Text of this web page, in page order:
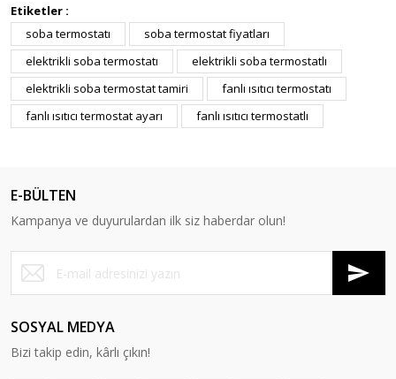
Etiketler :
soba termostatı
soba termostat fiyatları
elektrikli soba termostatı
elektrikli soba termostatlı
elektrikli soba termostat tamiri
fanlı ısıtıcı termostatı
fanlı ısıtıcı termostat ayarı
fanlı ısıtıcı termostatlı
E-BÜLTEN
Kampanya ve duyurulardan ilk siz haberdar olun!
SOSYAL MEDYA
Bizi takip edin, kârlı çıkın!